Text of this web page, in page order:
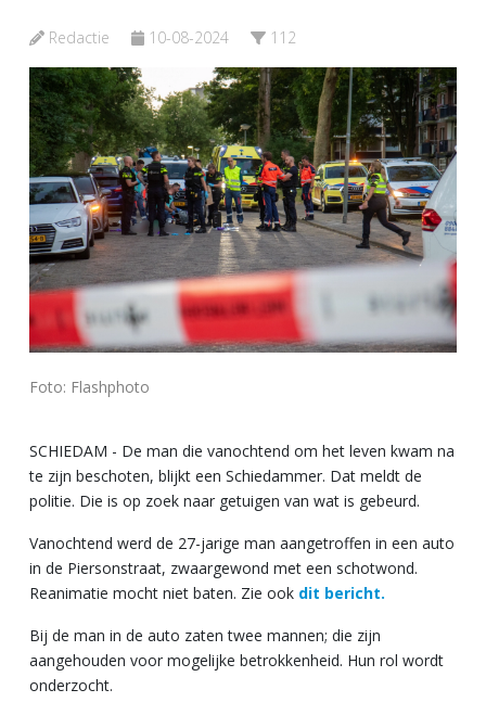
Redactie 10-08-2024 112
Foto: Flashphoto
SCHIEDAM - De man die vanochtend om het leven kwam na
te zijn beschoten, blijkt een Schiedammer. Dat meldt de
politie. Die is op zoek naar getuigen van wat is gebeurd.
Vanochtend werd de 27-jarige man aangetroffen in een auto
in de Piersonstraat, zwaargewond met een schotwond.
Reanimatie mocht niet baten. Zie ook dit bericht.
Bij de man in de auto zaten twee mannen; die zijn
aangehouden voor mogelijke betrokkenheid. Hun rol wordt
onderzocht.